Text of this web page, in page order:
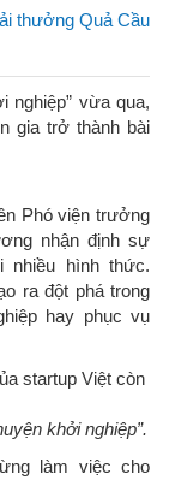
thưởng Quả Cầu
nghiệp” vừa qua,
gia trở thành bài
Phó viện trưởng
nhận định sự
nhiều hình thức.
ra đột phá trong
hay phục vụ
khởi nghiệp”.
làm việc cho